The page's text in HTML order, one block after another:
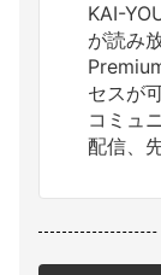
KAI-
が読み
セスが
コミュ
配信、